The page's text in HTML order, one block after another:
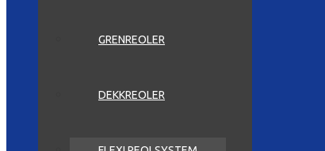
GRENREOLER
DEKKREOLER